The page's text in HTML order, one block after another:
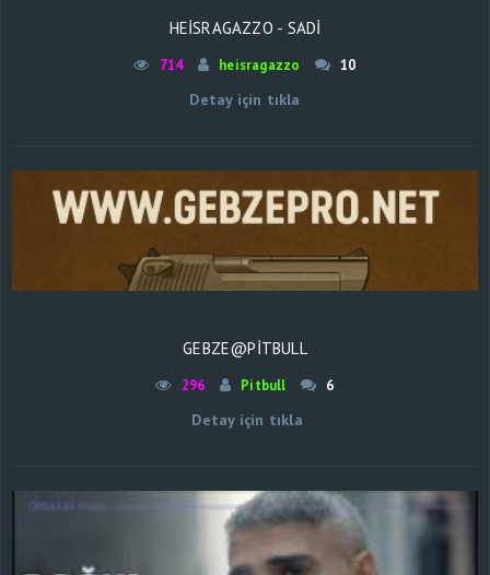
HEISRAGAZZO - SADI
714 heisragazzo 10
Detay için tıkla
GEBZE@PİTBULL
296 Pitbull 6
Detay için tıkla